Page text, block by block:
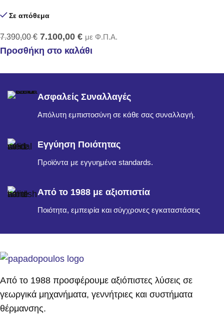
Σε απόθεμα
7.390,00€ 7.100,00 € με Φ.Π.Α.
Προσθήκη στο καλάθι
Ασφαλείς Συναλλαγές
Απόλυτη εμπιστοσύνη σε κάθε σας συναλλαγή.
Εγγύηση Ποιότητας
Προϊόντα με εγγυημένα standards.
Από το 1988 με αξιοπιστία
Ποιότητα, εμπειρία και σύγχρονες εγκαταστάσεις
Από το 1988 προσφέρουμε αξιόπιστες λύσεις σε
γεωργικά μηχανήματα, γεννήτριες και συστήματα
θέρμανσης.